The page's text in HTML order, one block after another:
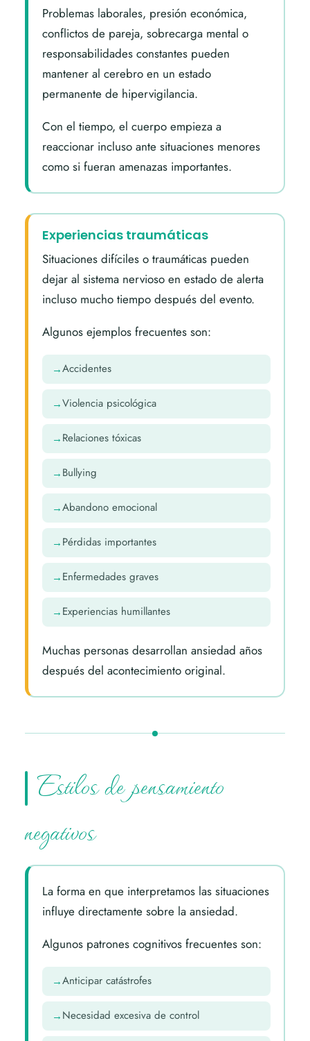
Problemas laborales, presión económica,
conflictos de pareja, sobrecarga mental o
responsabilidades constantes pueden
mantener al cerebro en un estado
permanente de hipervigilancia.
Con el tiempo, el cuerpo empieza a
reaccionar incluso ante situaciones menores
como si fueran amenazas importantes.
Experiencias traumáticas
Situaciones difíciles o traumáticas pueden
dejar al sistema nervioso en estado de alerta
incluso mucho tiempo después del evento.
Algunos ejemplos frecuentes son:
Accidentes
Violencia psicológica
Relaciones tóxicas
Bullying
Abandono emocional
Pérdidas importantes
Enfermedades graves
Experiencias humillantes
Muchas personas desarrollan ansiedad años
después del acontecimiento original.
Estilos de pensamiento
negativos
La forma en que interpretamos las situaciones
influye directamente sobre la ansiedad.
Algunos patrones cognitivos frecuentes son:
Anticipar catástrofes
Necesidad excesiva de control